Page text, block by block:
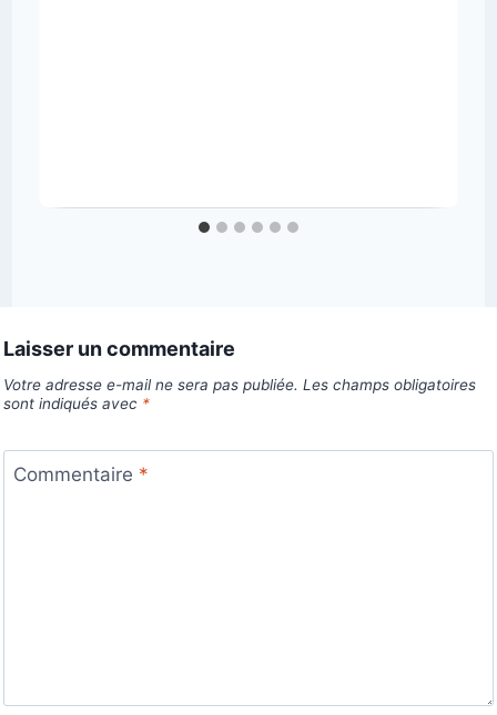
Laisser un commentaire
Votre adresse e-mail ne sera pas publiée. Les champs obligatoires
sont indiqués avec *
Commentaire *